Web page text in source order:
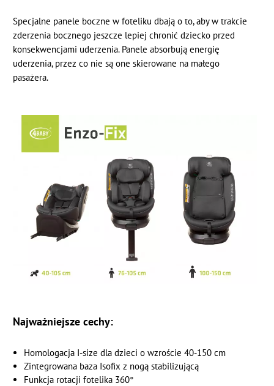
Specjalne panele boczne w foteliku dbają o to, aby w trakcie
zderzenia bocznego jeszcze lepiej chronić dziecko przed
konsekwencjami uderzenia. Panele absorbują energię
uderzenia, przez co nie są one skierowane na małego
pasażera.
Najważniejsze cechy:
Homologacja I-size dla dzieci o wzroście 40-150 cm
Zintegrowana baza Isofix z nogą stabilizującą
Funkcja rotacji fotelika 360°